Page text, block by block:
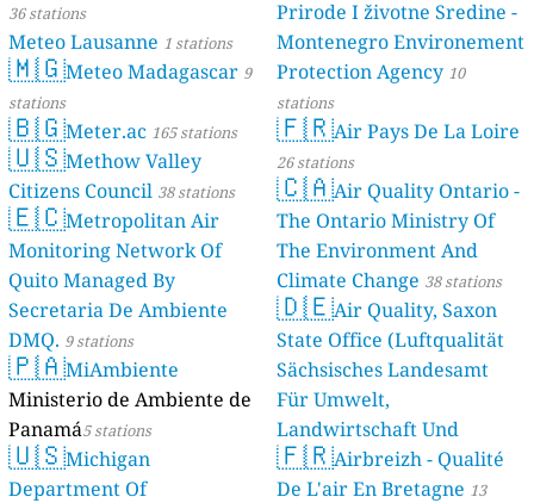
Prirode I životne Sredine -
Montenegro Environement
Protection Agency 10
stations
🇫🇷Air Pays De La Loire
26 stations
🇨🇦Air Quality Ontario -
The Ontario Ministry Of
The Environment And
Climate Change 38 stations
🇩🇪Air Quality, Saxon
State Office (Luftqualität
Sächsisches Landesamt
Für Umwelt,
Landwirtschaft Und
Geologie) 50 stations
🇫🇷Airbreizh - Qualité
De L'air En Bretagne 13
36 stations
Meteo Lausanne 1 stations
🇲🇬Meteo Madagascar 9
stations
🇧🇬Meter.ac 165 stations
🇺🇸Methow Valley
Citizens Council 38 stations
🇪🇨Metropolitan Air
Monitoring Network Of
Quito Managed By
Secretaria De Ambiente
DMQ. 9 stations
🇵🇦MiAmbiente
Ministerio de Ambiente de
Panamá5 stations
🇺🇸Michigan
Department Of